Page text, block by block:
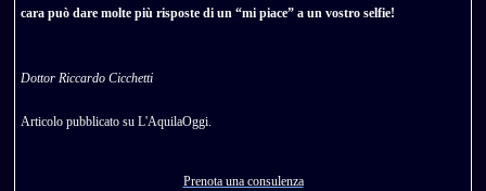
cara può dare molte più risposte di un “mi piace” a un vostro selfie!
Dottor Riccardo Cicchetti
Articolo pubblicato su L'AquilaOggi
Prenota una consulenza